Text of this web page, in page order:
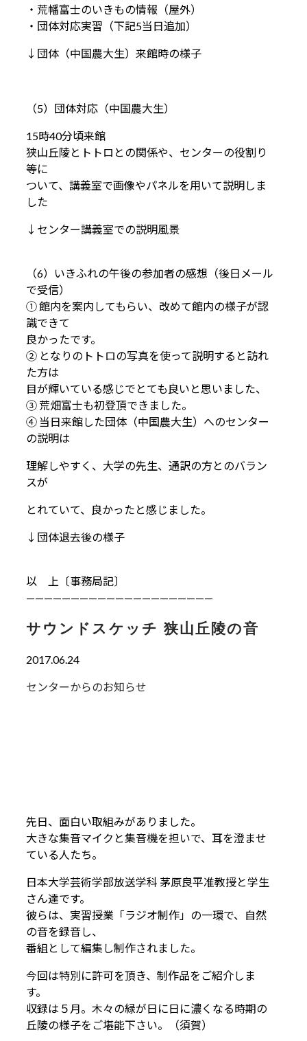
・荒幡富士のいきもの情報（屋外）
・団体対応実習（下記5当日追加）
↓団体（中国農大生）来館時の様子
（5）団体対応（中国農大生）
15時40分頃来館
狭山丘陵とトトロとの関係や、センターの役割り
等に
ついて、講義室で画像やパネルを用いて説明しま
した
↓センター講義室での説明風景
（6）いきふれの午後の参加者の感想（後日メール
で受信）
① 館内を案内してもらい、改めて館内の様子が認
識できて
良かったです。
② となりのトトロの写真を使って説明すると訪れ
た方は
目が輝いている感じでとても良いと思いました、
③ 荒畑富士も初登頂できました。
④ 当日来館した団体（中国農大生）へのセンター
の説明は
理解しやすく、大学の先生、通訳の方とのバラン
スが
とれていて、良かったと感じました。
↓団体退去後の様子
以 上〔事務局記〕
—————————————————————
サウンドスケッチ 狭山丘陵の音
2017.06.24
センターからのお知らせ
先日、面白い取組みがありました。
大きな集音マイクと集音機を担いで、耳を澄ませ
ている人たち。
日本大学芸術学部放送学科 茅原良平准教授と学生
さん達です。
彼らは、実習授業「ラジオ制作」の一環で、自然
の音を録音し、
番組として編集し制作されました。
今回は特別に許可を頂き、制作品をご紹介しま
す。
収録は５月。木々の緑が日に日に濃くなる時期の
丘陵の様子をご堪能下さい。（須賀）